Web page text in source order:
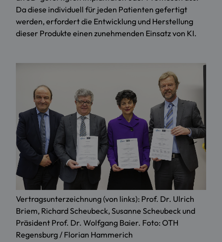
Da diese individuell für jeden Patienten gefertigt
werden, erfordert die Entwicklung und Herstellung
dieser Produkte einen zunehmenden Einsatz von KI.
Vertragsunterzeichnung (von links): Prof. Dr. Ulrich
Briem, Richard Scheubeck, Susanne Scheubeck und
Präsident Prof. Dr. Wolfgang Baier. Foto: OTH
Regensburg / Florian Hammerich